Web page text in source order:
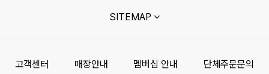
SITEMAP
고객센터 매장안내 멤버십 안내 단체주문문의